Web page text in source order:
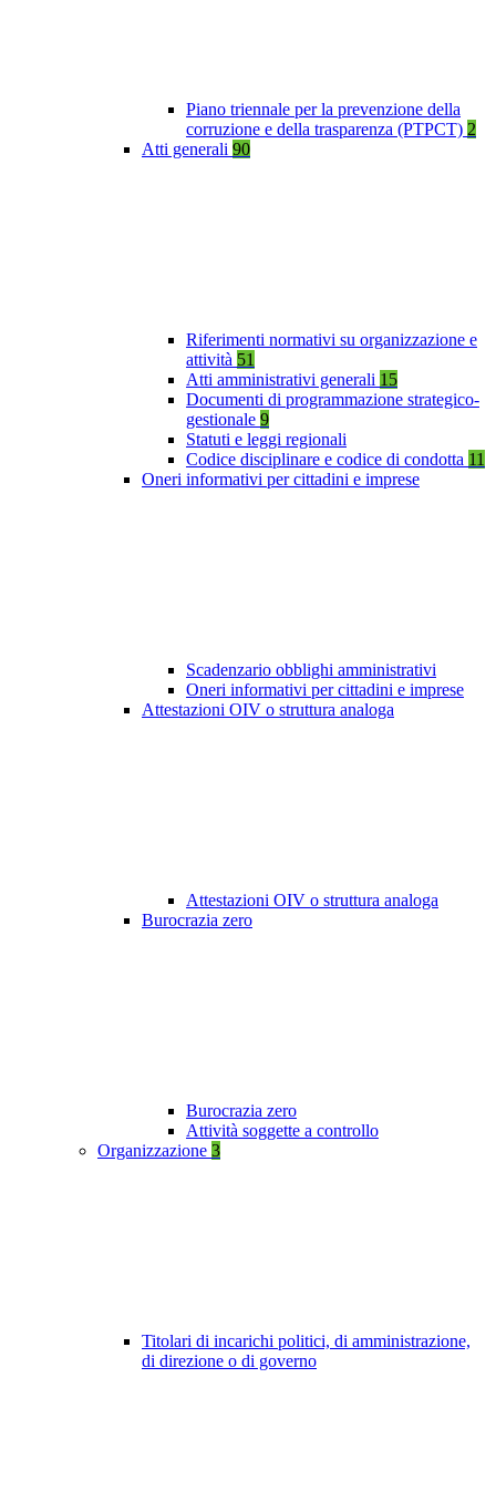
Piano triennale per la prevenzione della
corruzione e della trasparenza (PTPCT) 2
Atti generali 90
Riferimenti normativi su organizzazione e
attività 51
Atti amministrativi generali 15
Documenti di programmazione strategico-
gestionale 9
Statuti e leggi regionali
Codice disciplinare e codice di condotta 11
Oneri informativi per cittadini e imprese
Scadenzario obblighi amministrativi
Oneri informativi per cittadini e imprese
Attestazioni OIV o struttura analoga
Attestazioni OIV o struttura analoga
Burocrazia zero
Burocrazia zero
Attività soggette a controllo
Organizzazione 3
Titolari di incarichi politici, di amministrazione,
di direzione o di governo